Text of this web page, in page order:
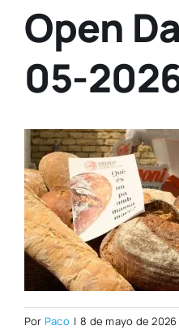
Open
05-
Por Paco | 8 de mayo de 2026